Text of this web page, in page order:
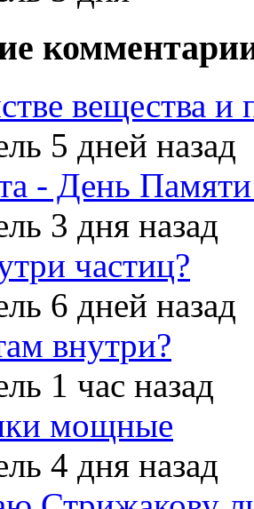
вещества и
5 дней назад
- День
3 дня назад
частиц?
6 дней назад
внутри?
1 час назад
мощные
4 дня назад